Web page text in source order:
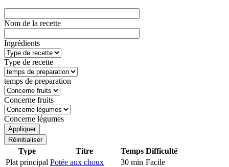
Nom de la recette
Ingrédients
Type de recette
temps de preparation
Concerne fruits
Concerne légumes
Type Titre Temps Difficulté
Plat principal Potée aux choux 30 min Facile